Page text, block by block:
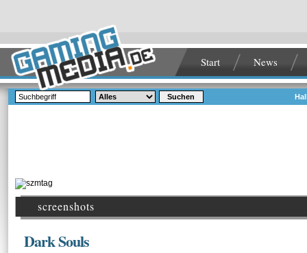
Start News
Suchen
screenshots
Dark Souls